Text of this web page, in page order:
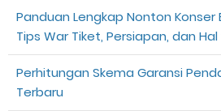
Panduan Lengkap Nonton Konser
Tips War Tiket, Persiapan, dan
Perhitungan Skema Garansi
Terbaru